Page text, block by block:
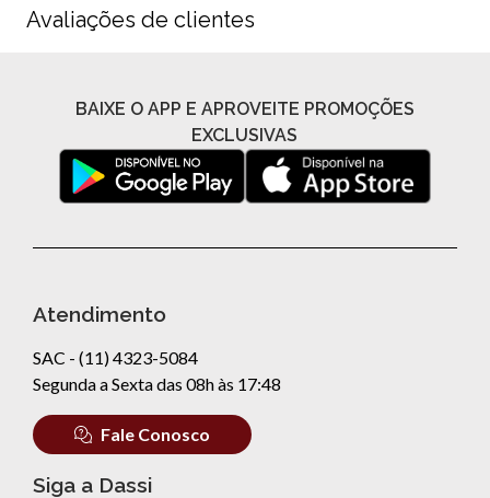
Avaliações de clientes
BAIXE O APP E APROVEITE PROMOÇÕES
EXCLUSIVAS
Atendimento
SAC - (11) 4323-5084
Segunda a Sexta das 08h às 17:48
Fale Conosco
Siga a Dassi